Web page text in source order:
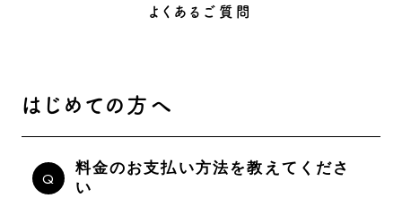
よくあるご質問
はじめての方へ
料金のお支払い方法を教えてくださ
い